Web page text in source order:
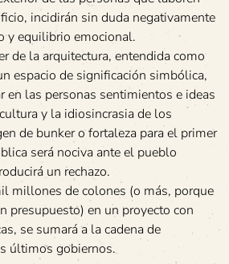
incidirán sin duda negativamente
y equilibrio emocional.
de la arquitectura, entendida como
espacio de significación simbólica,
en las personas sentimientos e ideas
y la idiosincrasia de los
de bunker o fortaleza para el primer
será nociva ante el pueblo
un rechazo.
millones de colones (o más, porque
presupuesto) en un proyecto con
se sumará a la cadena de
últimos gobiernos.